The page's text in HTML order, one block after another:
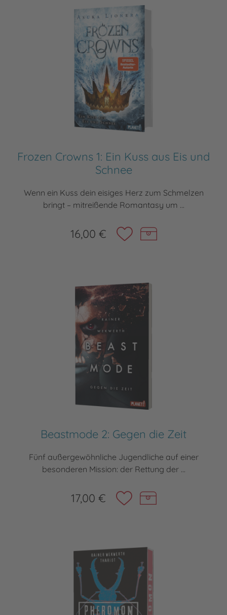
Frozen Crowns 1: Ein Kuss aus Eis und
Schnee
Wenn ein Kuss dein eisiges Herz zum Schmelzen
bringt – mitreißende Romantasy um ...
16,00 €
Beastmode 2: Gegen die Zeit
Fünf außergewöhnliche Jugendliche auf einer
besonderen Mission: der Rettung der ...
17,00 €